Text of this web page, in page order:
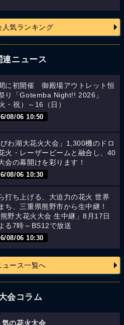
人気ランキング
連ニュース
に初開催 御殿場アウトレット恒
り「Gotemba Night!! 2026」
・祝）～16（日）
08/06 10:50
びわ湖大花火大会」1,300機のドロ
火・レーザービームと融合し、40
会の幕開けを彩ります！
08/06 10:30
打ち上げる、大迫力の花火 世界
ち、三重県熊野市から生中継！
熊野大花火大会 生中継」8月17日
る7時～BS12で放送
08/06 10:30
ュース一覧へ
会コラム
の花火大会